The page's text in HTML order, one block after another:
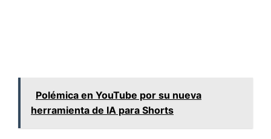
Polémica en YouTube por su nueva
herramienta de IA para Shorts